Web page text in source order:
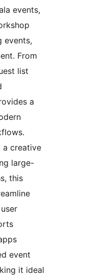
events,
events,
From
list
a
a creative
large-
this
event
it ideal